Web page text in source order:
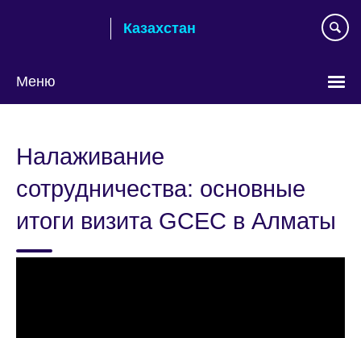
Казахстан
Меню
Налаживание
сотрудничества: основные
итоги визита GCEC в Алматы